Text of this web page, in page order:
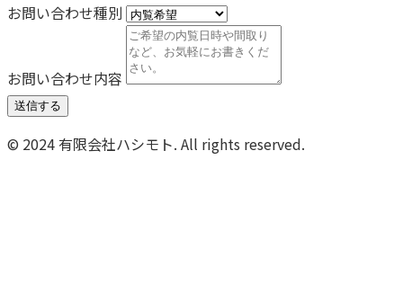
お問い合わせ種別
お問い合わせ内容
送信する
© 2024 有限会社ハシモト. All rights reserved.